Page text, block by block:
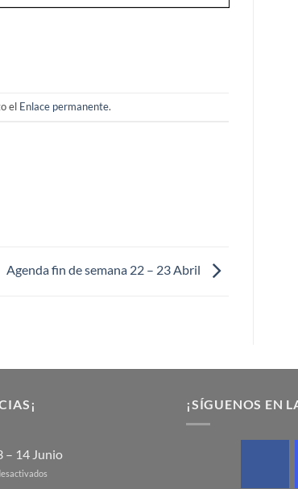
el Enlace permanente.
Agenda fin de semana 22 – 23 Abril
– 14 Junio
¡SÍGUENOS EN